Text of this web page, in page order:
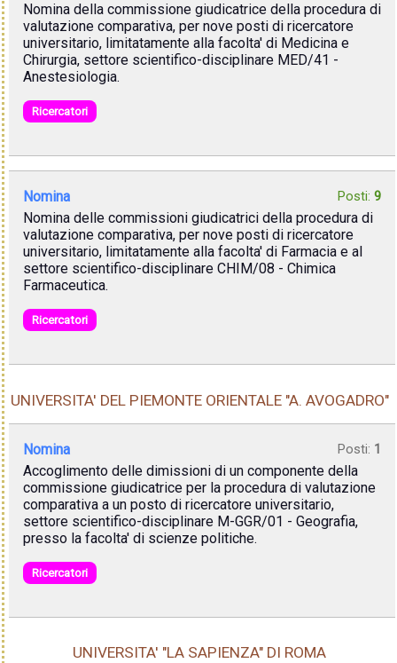
Nomina della commissione giudicatrice della procedura di
valutazione comparativa, per nove posti di ricercatore
universitario, limitatamente alla facolta' di Medicina e
Chirurgia, settore scientifico-disciplinare MED/41 -
Anestesiologia.
Ricercatori
Nomina Posti: 9
Nomina delle commissioni giudicatrici della procedura di
valutazione comparativa, per nove posti di ricercatore
universitario, limitatamente alla facolta' di Farmacia e al
settore scientifico-disciplinare CHIM/08 - Chimica
Farmaceutica.
Ricercatori
UNIVERSITA' DEL PIEMONTE ORIENTALE "A. AVOGADRO"
Nomina Posti: 1
Accoglimento delle dimissioni di un componente della
commissione giudicatrice per la procedura di valutazione
comparativa a un posto di ricercatore universitario,
settore scientifico-disciplinare M-GGR/01 - Geografia,
presso la facolta' di scienze politiche.
Ricercatori
UNIVERSITA' "LA SAPIENZA" DI ROMA